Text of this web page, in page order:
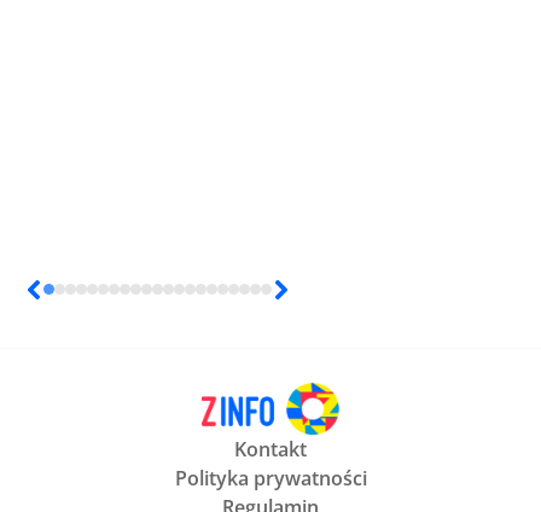
Kontakt
Polityka prywatności